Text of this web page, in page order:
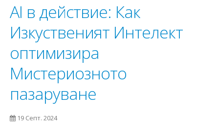
AI в действие: Как
Изкуственият Интелект
оптимизира
Мистериозното
пазаруване
19 Септ. 2024